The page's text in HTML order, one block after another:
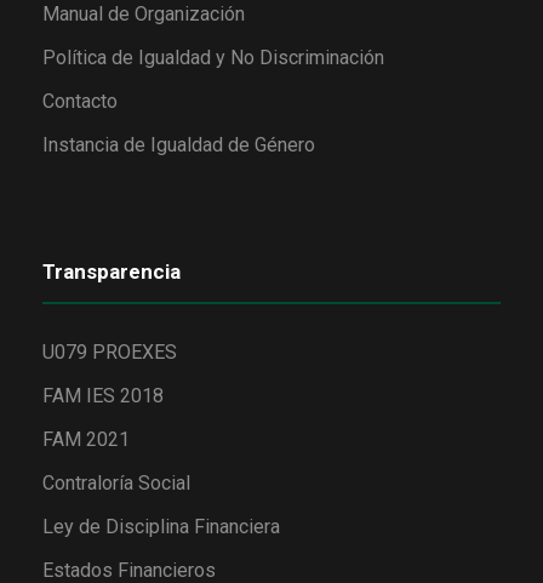
Manual de Organización
Política de Igualdad y No Discriminación
Contacto
Instancia de Igualdad de Género
Transparencia
U079 PROEXES
FAM IES 2018
FAM 2021
Contraloría Social
Ley de Disciplina Financiera
Estados Financieros